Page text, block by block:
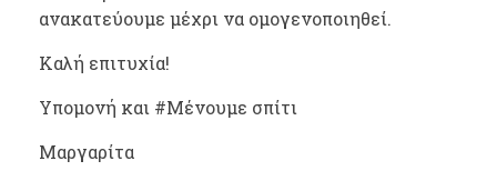
ανακατεύουμε μέχρι να ομογενοποιηθεί.
Καλή επιτυχία!
Υπομονή και #Μένουμε σπίτι
Μαργαρίτα